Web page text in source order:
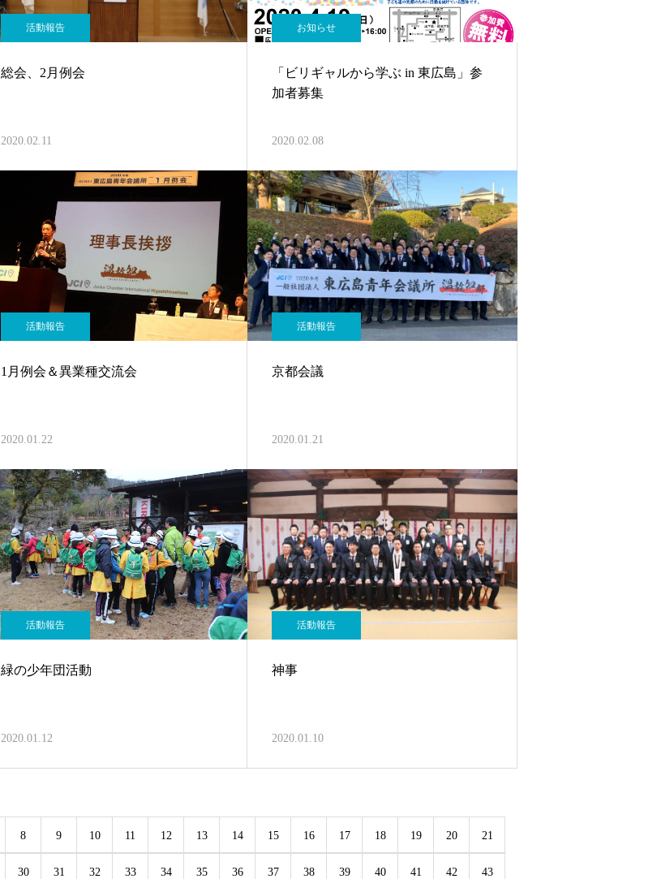
活動報告
総会、2月例会
2020.02.11
お知らせ
「ビリギャルから学ぶ in 東広島」参
加者募集
2020.02.08
活動報告
1月例会＆異業種交流会
2020.01.22
活動報告
京都会議
2020.01.21
活動報告
緑の少年団活動
2020.01.12
活動報告
神事
2020.01.10
8 9 10 11 12 13 14 15 16 17 18 19 20 21
30 31 32 33 34 35 36 37 38 39 40 41 42 43